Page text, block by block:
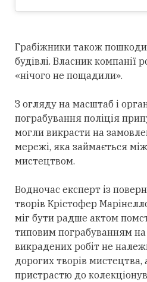
Грабіжники також
будівлі. Власник компанії
«нічого не пощадили».
З огляду на масштаб і
пограбування поліція
могли викрасти на
мережі, яка займається
мистецтвом.
Водночас експерт із
творів Крістофер
міг бути радше актом
типовим пограбуванням
викрадених робіт не
дорогих творів мистецтва,
пристрастю до